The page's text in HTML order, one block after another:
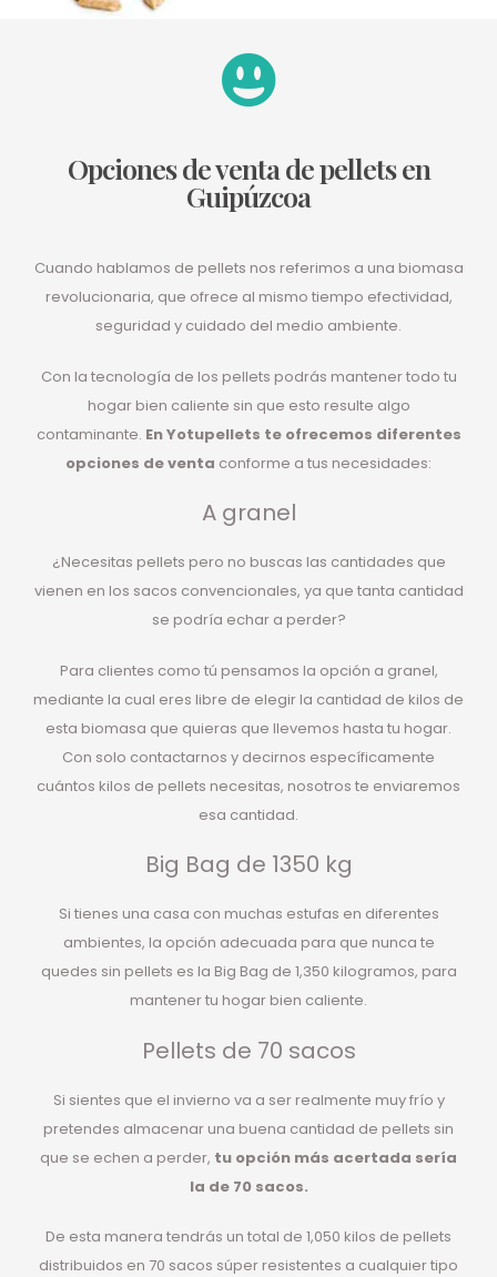
Opciones de venta de pellets en
Guipúzcoa
Cuando hablamos de pellets nos referimos a una biomasa
revolucionaria, que ofrece al mismo tiempo efectividad,
seguridad y cuidado del medio ambiente.
Con la tecnología de los pellets podrás mantener todo tu
hogar bien caliente sin que esto resulte algo
contaminante. En Yotupellets te ofrecemos diferentes
opciones de venta conforme a tus necesidades:
A granel
¿Necesitas pellets pero no buscas las cantidades que
vienen en los sacos convencionales, ya que tanta cantidad
se podría echar a perder?
Para clientes como tú pensamos la opción a granel,
mediante la cual eres libre de elegir la cantidad de kilos de
esta biomasa que quieras que llevemos hasta tu hogar.
Con solo contactarnos y decirnos específicamente
cuántos kilos de pellets necesitas, nosotros te enviaremos
esa cantidad.
Big Bag de 1350 kg
Si tienes una casa con muchas estufas en diferentes
ambientes, la opción adecuada para que nunca te
quedes sin pellets es la Big Bag de 1,350 kilogramos, para
mantener tu hogar bien caliente.
Pellets de 70 sacos
Si sientes que el invierno va a ser realmente muy frío y
pretendes almacenar una buena cantidad de pellets sin
que se echen a perder, tu opción más acertada sería
la de 70 sacos.
De esta manera tendrás un total de 1,050 kilos de pellets
distribuidos en 70 sacos súper resistentes a cualquier tipo